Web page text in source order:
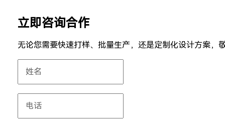
立即咨询合作
无论您需要快速打样、批量生产，还是定制化设计方案，